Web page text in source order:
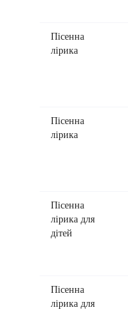
Пісенна
лірика
Пісенна
лірика
Пісенна
лірика для
дітей
Пісенна
лірика для